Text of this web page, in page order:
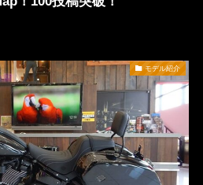
モデル紹介